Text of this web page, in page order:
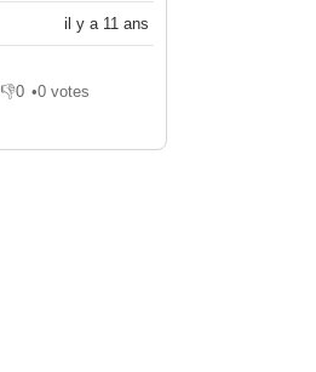
il y a 11 ans
👎0
Je n'aime pas
•0 votes